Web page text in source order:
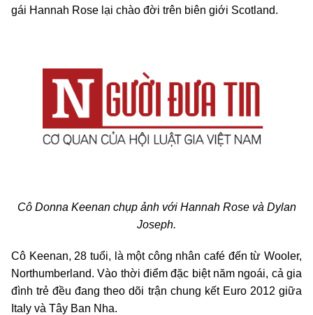
gái Hannah Rose lại chào đời trên biên giới Scotland.
Cô Donna Keenan chụp ảnh với Hannah Rose và Dylan
Joseph.
Cô Keenan, 28 tuổi, là một công nhân café đến từ Wooler,
Northumberland. Vào thời điểm đặc biệt năm ngoái, cả gia
đình trẻ đều đang theo dõi trận chung kết Euro 2012 giữa
Italy và Tây Ban Nha.